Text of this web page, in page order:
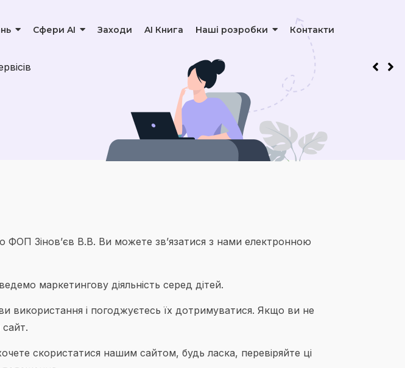
Сфери AI Заходи AI Книга Наші розробки Контакти
ФОП Зінов’єв В.В. Ви можете зв’язатися з нами електронною
маркетингову діяльність серед дітей.
і погоджуєтесь їх дотримуватися. Якщо ви не
скористатися нашим сайтом, будь ласка, перевіряйте ці